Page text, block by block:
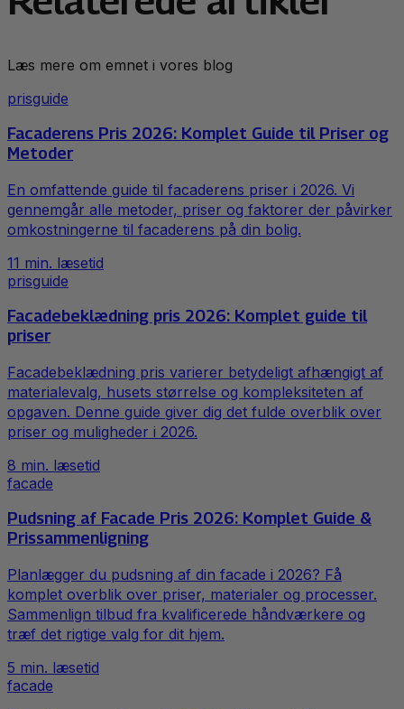
Læs mere om emnet i vores blog
prisguide
Facaderens Pris 2026: Komplet Guide til Priser og
Metoder
En omfattende guide til facaderens priser i 2026. Vi
gennemgår alle metoder, priser og faktorer der påvirker
omkostningerne til facaderens på din bolig.
11 min. læsetid
prisguide
Facadebeklædning pris 2026: Komplet guide til
priser
Facadebeklædning pris varierer betydeligt afhængigt af
materialevalg, husets størrelse og kompleksiteten af
opgaven. Denne guide giver dig det fulde overblik over
priser og muligheder i 2026.
8 min. læsetid
facade
Pudsning af Facade Pris 2026: Komplet Guide &
Prissammenligning
Planlægger du pudsning af din facade i 2026? Få
komplet overblik over priser, materialer og processer.
Sammenlign tilbud fra kvalificerede håndværkere og
træf det rigtige valg for dit hjem.
5 min. læsetid
facade